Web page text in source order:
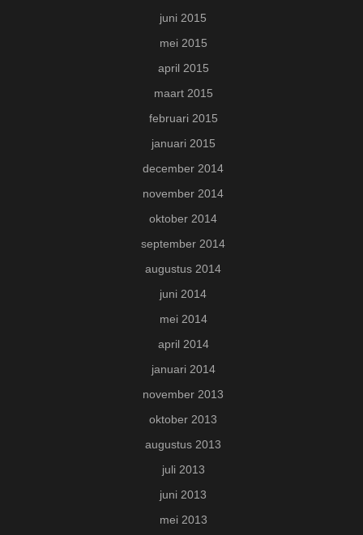
juni 2015
mei 2015
april 2015
maart 2015
februari 2015
januari 2015
december 2014
november 2014
oktober 2014
september 2014
augustus 2014
juni 2014
mei 2014
april 2014
januari 2014
november 2013
oktober 2013
augustus 2013
juli 2013
juni 2013
mei 2013